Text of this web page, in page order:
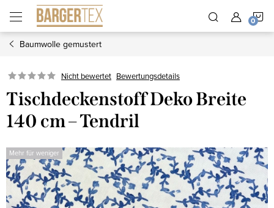
Inhalt
springen
Baumwolle gemustert
Nicht bewertet Bewertungsdetails
Tischdeckenstoff Deko Breite
140 cm – Tendril
Mehr für weniger